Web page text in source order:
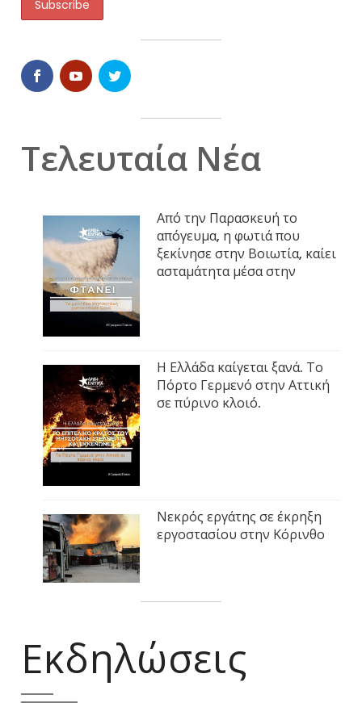
Τελευταία Νέα
Από την Παρασκευή το
απόγευμα, η φωτιά που
ξεκίνησε στην Βοιωτία, καίει
ασταμάτητα μέσα στην
Η Ελλάδα καίγεται ξανά. Το
Πόρτο Γερμενό στην Αττική
σε πύρινο κλοιό.
Νεκρός εργάτης σε έκρηξη
εργοστασίου στην Κόρινθο
Εκδηλώσεις